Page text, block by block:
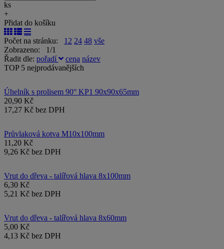
ks
+
Přidat do košíku
Počet na stránku: 12 24 48 vše
Zobrazeno: 1/1
Řadit dle: pořadí cena název
TOP 5 nejprodávanějších
Úhelník s prolisem 90° KP1 90x90x65mm
20,90 Kč
17,27 Kč bez DPH
Průvlaková kotva M10x100mm
11,20 Kč
9,26 Kč bez DPH
Vrut do dřeva - talířová hlava 8x100mm
6,30 Kč
5,21 Kč bez DPH
Vrut do dřeva - talířová hlava 8x60mm
5,00 Kč
4,13 Kč bez DPH